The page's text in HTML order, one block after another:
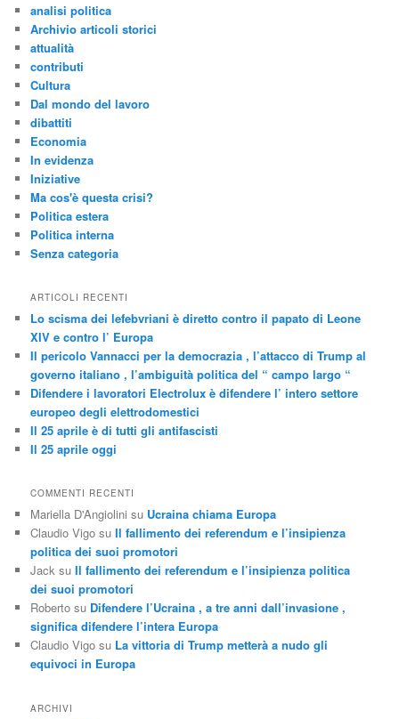
analisi politica
Archivio articoli storici
attualità
contributi
Cultura
Dal mondo del lavoro
dibattiti
Economia
In evidenza
Iniziative
Ma cos'è questa crisi?
Politica estera
Politica interna
Senza categoria
ARTICOLI RECENTI
Lo scisma dei lefebvriani è diretto contro il papato di Leone
XIV e contro l’ Europa
Il pericolo Vannacci per la democrazia , l’attacco di Trump al
governo italiano , l’ambiguità politica del “ campo largo “
Difendere i lavoratori Electrolux è difendere l’ intero settore
europeo degli elettrodomestici
Il 25 aprile è di tutti gli antifascisti
Il 25 aprile oggi
COMMENTI RECENTI
Mariella D'Angiolini su Ucraina chiama Europa
Claudio Vigo suIl fallimento dei referendum e l’insipienza
politica dei suoi promotori
Jack suIl fallimento dei referendum e l’insipienza politica
dei suoi promotori
Roberto su Difendere l’Ucraina , a tre anni dall’invasione ,
significa difendere l’intera Europa
Claudio Vigo su La vittoria di Trump metterà a nudo gli
equivoci in Europa
ARCHIVI